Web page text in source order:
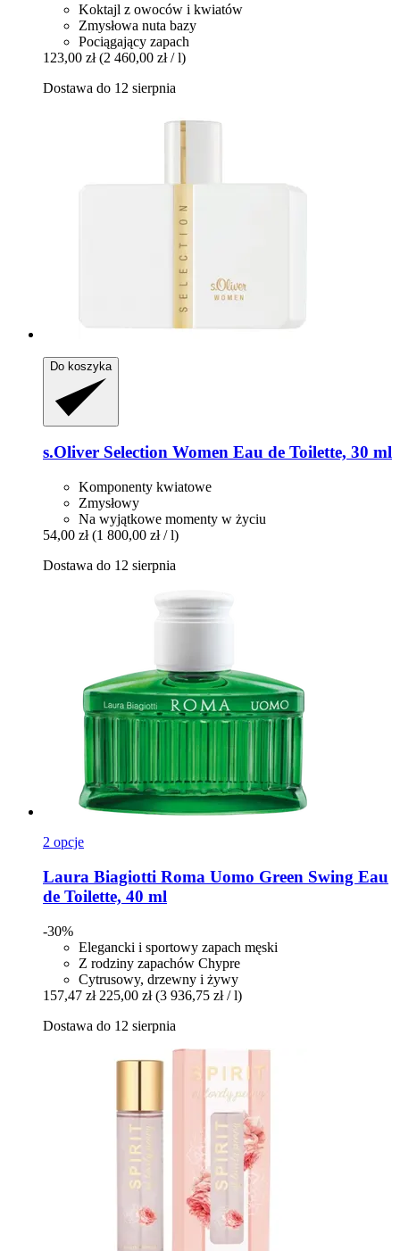
Koktajl z owoców i kwiatów
Zmysłowa nuta bazy
Pociągający zapach
123,00 zł (2 460,00 zł / l)
Dostawa do 12 sierpnia
Do koszyka
s.Oliver Selection Women Eau de Toilette, 30 ml
Komponenty kwiatowe
Zmysłowy
Na wyjątkowe momenty w życiu
54,00 zł (1 800,00 zł / l)
Dostawa do 12 sierpnia
2 opcje
Laura Biagiotti Roma Uomo Green Swing Eau
de Toilette, 40 ml
-30%
Elegancki i sportowy zapach męski
Z rodziny zapachów Chypre
Cytrusowy, drzewny i żywy
157,47 zł 225,00 zł (3 936,75 zł / l)
Dostawa do 12 sierpnia